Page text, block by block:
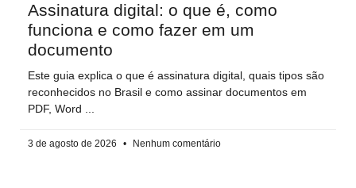
Assinatura digital: o que é, como
funciona e como fazer em um
documento
Este guia explica o que é assinatura digital, quais tipos são
reconhecidos no Brasil e como assinar documentos em
PDF, Word
3 de agosto de 2026 Nenhum comentário